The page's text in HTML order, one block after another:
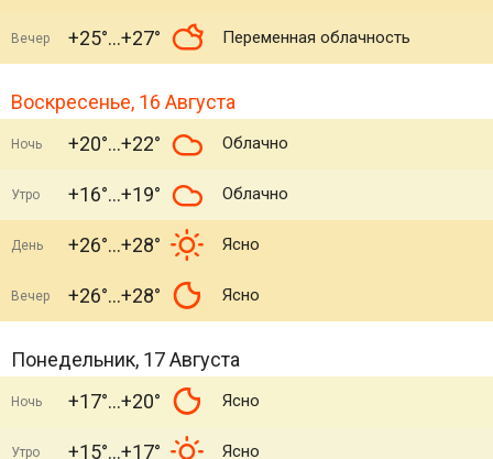
Вечер +25° +27° Переменная облачность
Воскресенье, 16 Августа
Ночь +20° +22° Облачно
Утро +16° +19° Облачно
День +26° +28° Ясно
Вечер +26° +28° Ясно
Понедельник, 17 Августа
Ночь +17° +20° Ясно
Утро +15° +17° Ясно